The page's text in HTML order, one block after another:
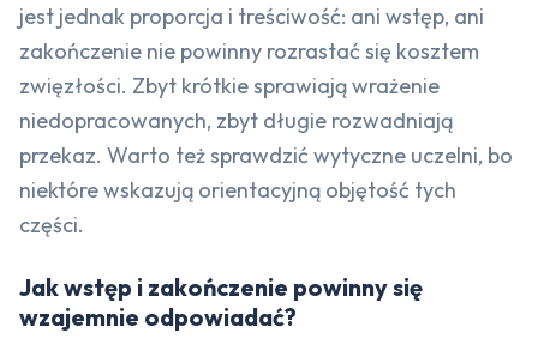
jest jednak proporcja i treściwość: ani wstęp, ani
zakończenie nie powinny rozrastać się kosztem
zwięzłości. Zbyt krótkie sprawiają wrażenie
niedopracowanych, zbyt długie rozwadniają
przekaz. Warto też sprawdzić wytyczne uczelni, bo
niektóre wskazują orientacyjną objętość tych
części.
Jak wstęp i zakończenie powinny się
wzajemnie odpowiadać?